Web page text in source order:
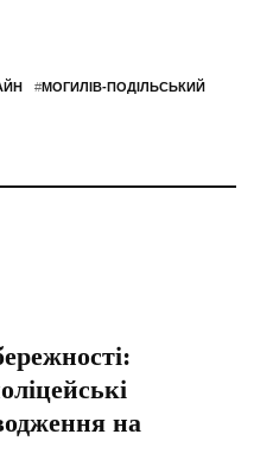
#МОГИЛІВ-ПОДІЛЬСЬКИЙ
на